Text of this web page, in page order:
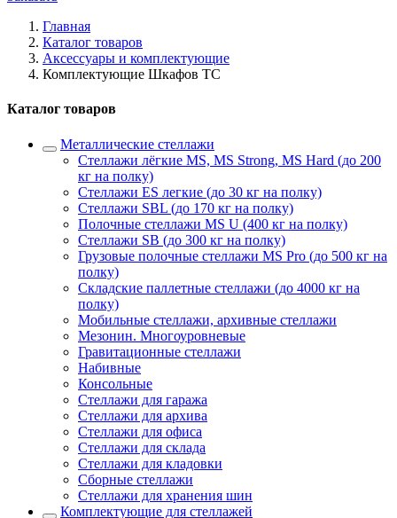
Главная
Каталог товаров
Аксессуары и комплектующие
Комплектующие Шкафов ТС
Каталог товаров
Металлические стеллажи
Стеллажи лёгкие MS, MS Strong, MS Hard (до 200
кг на полку)
Стеллажи ES легкие (до 30 кг на полку)
Стеллажи SBL (до 170 кг на полку)
Полочные стеллажи MS U (400 кг на полку)
Стеллажи SB (до 300 кг на полку)
Грузовые полочные стеллажи MS Pro (до 500 кг на
полку)
Складские паллетные стеллажи (до 4000 кг на
полку)
Мобильные стеллажи, архивные стеллажи
Мезонин. Многоуровневые
Гравитационные стеллажи
Набивные
Консольные
Стеллажи для гаража
Стеллажи для архива
Стеллажи для офиса
Стеллажи для склада
Стеллажи для кладовки
Сборные стеллажи
Стеллажи для хранения шин
Комплектующие для стеллажей